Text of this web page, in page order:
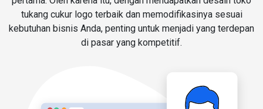
tukang cukur logo terbaik dan memodifikasinya sesuai
kebutuhan bisnis Anda, penting untuk menjadi yang terdepan
di pasar yang kompetitif.